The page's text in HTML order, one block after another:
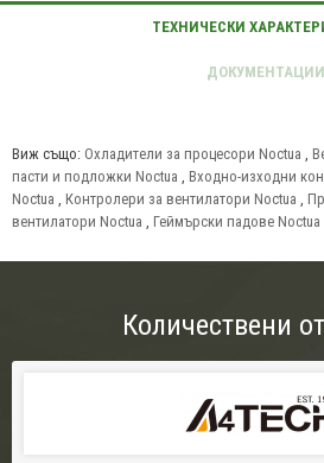
Виж също: Охладители за процесори Noctua ,
пасти и подложки Noctua , Входно-изходни
Noctua , Контролери за вентилатори Noctua ,
вентилатори Noctua , Геймърски падове Noctua
Количествени